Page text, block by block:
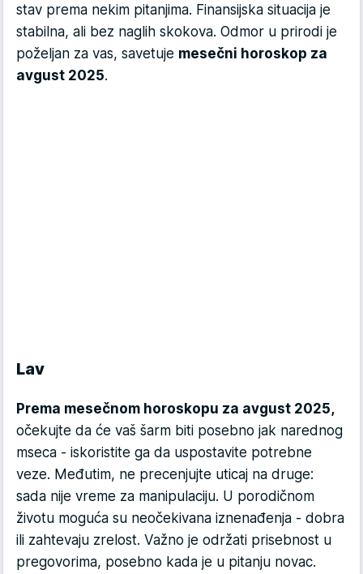
stav prema nekim pitanjima. Finansijska situacija je
stabilna, ali bez naglih skokova. Odmor u prirodi je
poželjan za vas, savetuje mesečni horoskop za
avgust 2025.
Lav
Prema mesečnom horoskopu za avgust 2025,
očekujte da će vaš šarm biti posebno jak narednog
mseca - iskoristite ga da uspostavite potrebne
veze. Međutim, ne precenjujte uticaj na druge:
sada nije vreme za manipulaciju. U porodičnom
životu moguća su neočekivana iznenađenja - dobra
ili zahtevaju zrelost. Važno je održati prisebnost u
pregovorima, posebno kada je u pitanju novac.